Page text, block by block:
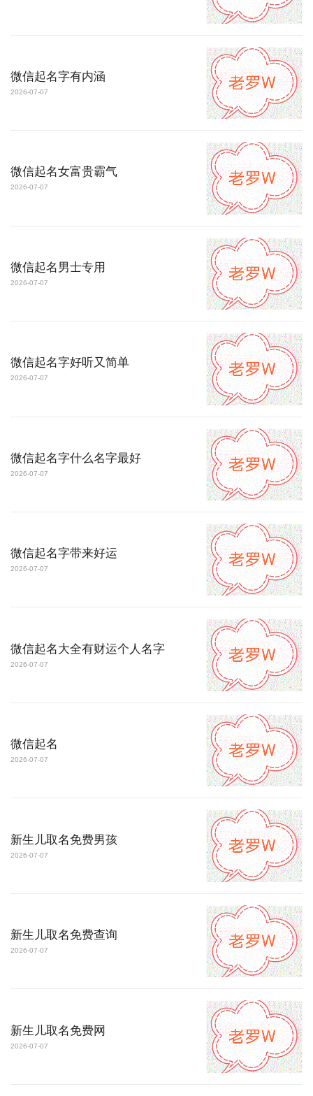
微信起名字有内涵
2026-07-07
微信起名女富贵霸气
2026-07-07
微信起名男士专用
2026-07-07
微信起名字好听又简单
2026-07-07
微信起名字什么名字最好
2026-07-07
微信起名字带来好运
2026-07-07
微信起名大全有财运个人名字
2026-07-07
微信起名
2026-07-07
新生儿取名免费男孩
2026-07-07
新生儿取名免费查询
2026-07-07
新生儿取名免费网
2026-07-07